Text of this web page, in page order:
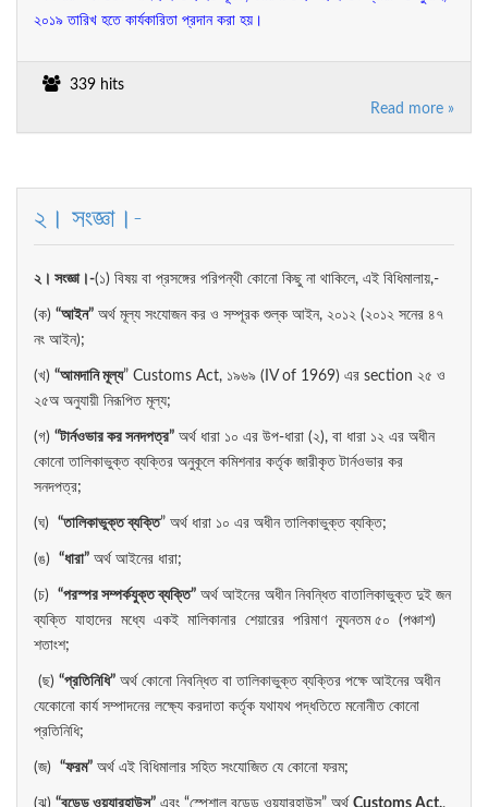
২০১৯ তারিখ হতে কার্যকারিতা প্রদান করা হয়।
339 hits
Read more »
২। সংজ্ঞা।-
২। সংজ্ঞা।-(১) বিষয় বা প্রসঙ্গের পরিপন্থী কোনো কিছু না থাকিলে, এই বিধিমালায়,-
(ক) “আইন” অর্থ মূল্য সংযোজন কর ও সম্পূরক শুল্ক আইন, ২০১২ (২০১২ সনের ৪৭
নং আইন);
(খ) “আমদানিমূল্য” Customs Act, ১৯৬৯ (IV of 1969) এর section ২৫ ও
২৫অ অনুযায়ী নিরূপিত মূল্য;
(গ) “টার্নওভার কর সনদপত্র” অর্থ ধারা ১০ এর উপ-ধারা (২), বা ধারা ১২ এর অধীন
কোনো তালিকাভুক্ত ব্যক্তির অনুকূলে কমিশনার কর্তৃক জারীকৃত টার্নওভার কর
সনদপত্র;
(ঘ) “তালিকাভুক্তব্যক্তি” অর্থ ধারা ১০ এর অধীন তালিকাভুক্ত ব্যক্তি;
(ঙ) “ধারা” অর্থ আইনের ধারা;
(চ) “পরস্পর সম্পর্কযুক্তব্যক্তি” অর্থ আইনের অধীন নিবন্ধিত বাতালিকাভুক্ত দুই জন
ব্যক্তি যাহাদের মধ্যে একই মালিকানার শেয়ারের পরিমাণ ন্যূনতম ৫০ (পঞ্চাশ)
শতাংশ;
(ছ) “প্রতিনিধি” অর্থ কোনো নিবন্ধিত বা তালিকাভুক্ত ব্যক্তির পক্ষে আইনের অধীন
যেকোনো কার্য সম্পাদনের লক্ষ্যে করদাতা কর্তৃক যথাযথ পদ্ধতিতে মনোনীত কোনো
প্রতিনিধি;
(জ) “ফরম” অর্থ এই বিধিমালার সহিত সংযোজিত যে কোনো ফরম;
(ঝ) “বন্ডেড ওয়্যারহাউস” এবং “স্পেশাল বন্ডেড ওয়্যারহাউস” অর্থ Customs Act,,